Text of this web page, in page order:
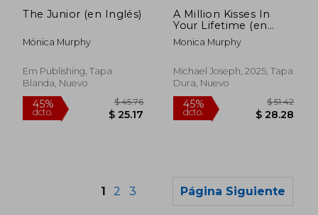
45%
dcto. $ 18.29
45%
dcto.
The Junior (en Inglés)
Mónica Murphy
Em Publishing, Tapa
Blanda, Nuevo
A Million Kisses In
Your Lifetime (en
Inglés)
Monica Murphy
Michael Joseph, 2025, Tapa
Dura, Nuevo
1 2 3 Página Siguiente